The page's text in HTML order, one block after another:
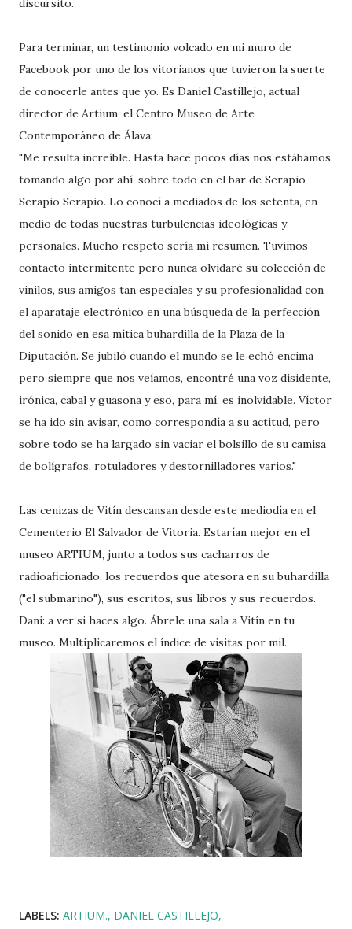
discursito.
Para terminar, un testimonio volcado en mi muro de
Facebook por uno de los vitorianos que tuvieron la suerte
de conocerle antes que yo. Es Daniel Castillejo, actual
director de Artium, el Centro Museo de Arte
Contemporáneo de Álava:
"Me resulta increíble. Hasta hace pocos días nos estábamos
tomando algo por ahí, sobre todo en el bar de Serapio
Serapio Serapio. Lo conocí a mediados de los setenta, en
medio de todas nuestras turbulencias ideológicas y
personales. Mucho respeto sería mi resumen. Tuvimos
contacto intermitente pero nunca olvidaré su colección de
vinilos, sus amigos tan especiales y su profesionalidad con
el aparataje electrónico en una búsqueda de la perfección
del sonido en esa mítica buhardilla de la Plaza de la
Diputación. Se jubiló cuando el mundo se le echó encima
pero siempre que nos veíamos, encontré una voz disidente,
irónica, cabal y guasona y eso, para mí, es inolvidable. Víctor
se ha ido sin avisar, como correspondía a su actitud, pero
sobre todo se ha largado sin vaciar el bolsillo de su camisa
de bolígrafos, rotuladores y destornilladores varios."
Las cenizas de Vitín descansan desde este mediodía en el
Cementerio El Salvador de Vitoria. Estarían mejor en el
museo ARTIUM, junto a todos sus cacharros de
radioaficionado, los recuerdos que atesora en su buhardilla
("el submarino"), sus escritos, sus libros y sus recuerdos.
Dani: a ver si haces algo. Ábrele una sala a Vitín en tu
museo. Multiplicaremos el índice de visitas por mil.
LABELS: ARTIUM. DANIEL CASTILLEJO